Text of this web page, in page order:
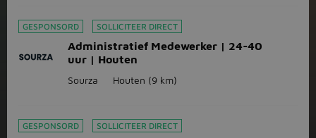
GESPONSORD SOLLICITEER DIRECT
Administratief Medewerker | 24-40
uur | Houten
Sourza Houten (9 km)
GESPONSORD SOLLICITEER DIRECT